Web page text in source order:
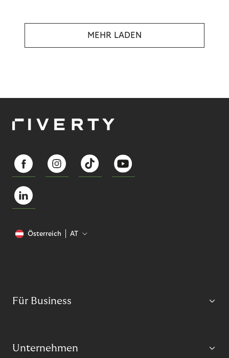
MEHR LADEN
Österreich AT
Für Business
Unternehmen